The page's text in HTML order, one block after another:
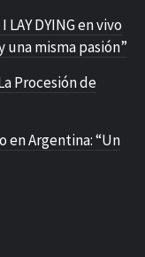
LAY DYING en vivo
una misma pasión”
Procesión de
en Argentina: “Un